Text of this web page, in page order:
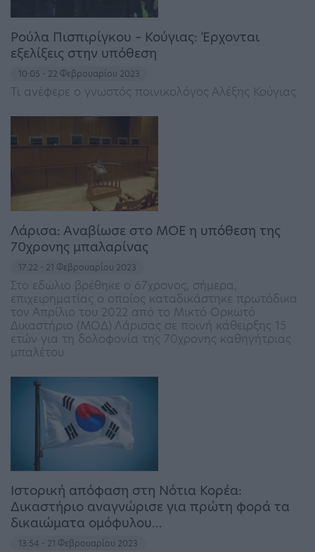
Ρούλα Πισπιρίγκου – Κούγιας: Έρχονται
εξελίξεις στην υπόθεση
10:05 - 22 Φεβρουαρίου 2023
Τι ανέφερε ο γνωστός ποινικολόγος Αλέξης Κούγιας
Λάρισα: Αναβίωσε στο ΜΟΕ η υπόθεση της
70χρονης μπαλαρίνας
17:22 - 21 Φεβρουαρίου 2023
Στο εδώλιο βρέθηκε ο 67χρονος, σήμερα,
επιχειρηματίας ο οποίος καταδικάστηκε πρωτόδικα
τον Απρίλιο του 2022 από το Μικτό Ορκωτό
Δικαστήριο (ΜΟΔ) Λάρισας σε ποινή κάθειρξης 15
ετών για τη δολοφονία της 70χρονης καθηγήτριας
μπαλέτου
Ιστορική απόφαση στη Νότια Κορέα:
Δικαστήριο αναγνώρισε για πρώτη φορά τα
δικαιώματα ομόφυλου…
13:54 - 21 Φεβρουαρίου 2023